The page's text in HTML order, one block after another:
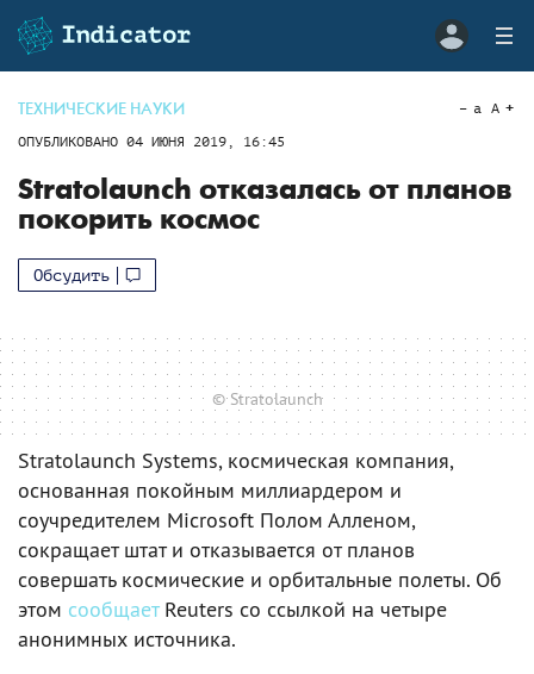
ТЕХНИЧЕСКИЕ НАУКИ
ОПУБЛИКОВАНО 04 ИЮНЯ 2019, 16:45
a A
Stratolaunch отказалась от планов
покорить космос
Обсудить
© Stratolaunch
Stratolaunch Systems, космическая компания,
основанная покойным миллиардером и
соучредителем Microsoft Полом Алленом,
сокращает штат и отказывается от планов
совершать космические и орбитальные полеты. Об
этом сообщаетReuters со ссылкой на четыре
анонимных источника.